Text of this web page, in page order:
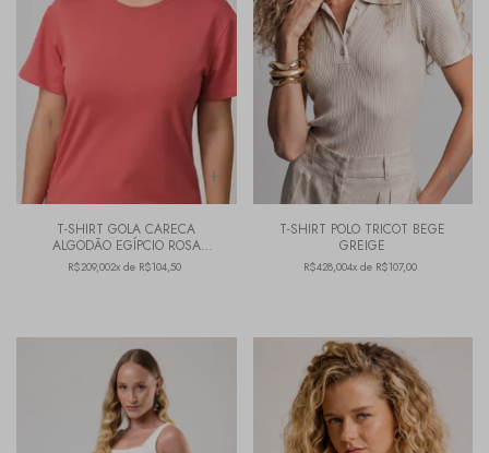
T-SHIRT GOLA CARECA
ALGODÃO EGÍPCIO ROSA
MARSALA
R$209,002x de R$104,50
T-SHIRT POLO TRICOT BEGE
GREIGE
R$428,004x de R$107,00